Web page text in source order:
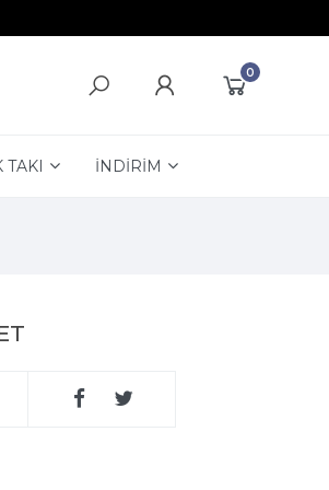
0
TAKI İNDİRİM